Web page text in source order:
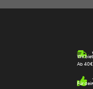
Wir
Ab
Für